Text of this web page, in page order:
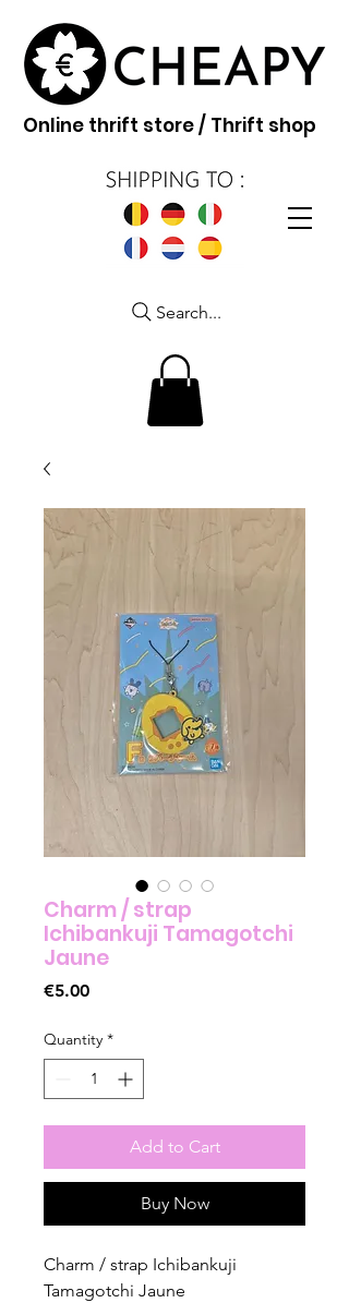
Online thrift store / Thrift shop
Search...
Charm / strap
Ichibankuji Tamagotchi
Jaune
€5.00Price
Quantity *
Add to Cart
Buy Now
Charm / strap Ichibankuji
Tamagotchi Jaune